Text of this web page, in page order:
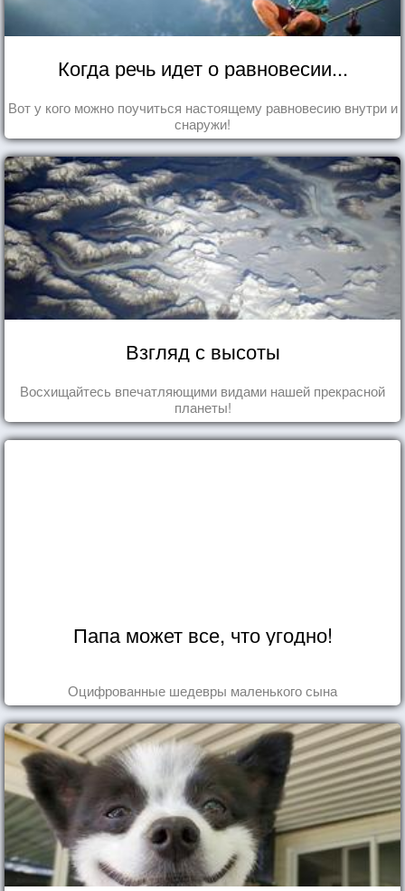
Когда речь идет о равновесии...
Вот у кого можно поучиться настоящему равновесию внутри и
снаружи!
Взгляд с высоты
Восхищайтесь впечатляющими видами нашей прекрасной
планеты!
Папа может все, что угодно!
Оцифрованные шедевры маленького сына